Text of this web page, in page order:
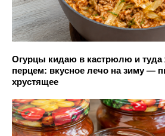
Огурцы кидаю в кастрюлю и
перцем: вкусное лечо на зиму —
хрустящее